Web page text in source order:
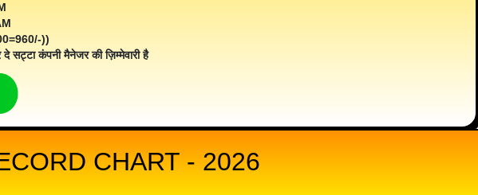
))
सट्टा कंपनी मैनेजर की ज़िम्मेवारी है
CHART - 2026